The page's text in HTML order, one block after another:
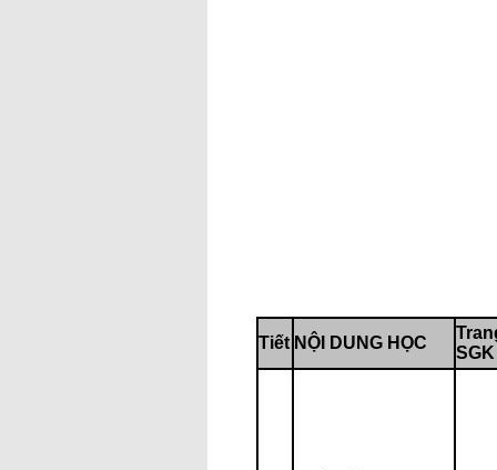
Tiết NỘI DUNG HỌC
SGK